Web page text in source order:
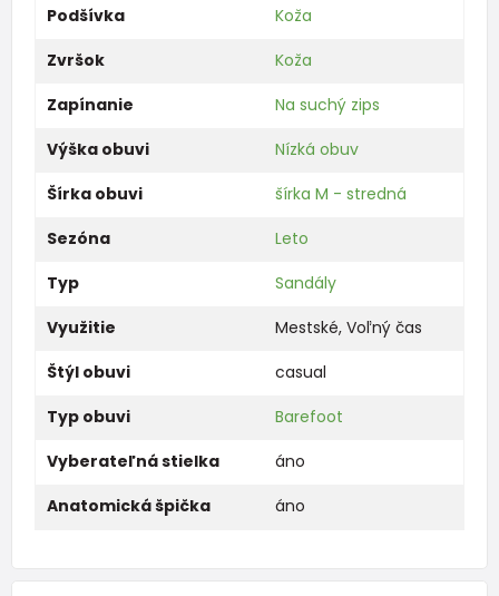
Podšívka
Koža
Zvršok
Koža
Zapínanie
Na suchý zips
Výška obuvi
Nízká obuv
Šírka obuvi
šírka M - stredná
Sezóna
Leto
Typ
Sandály
Využitie
Mestské, Voľný čas
Štýl obuvi
casual
Typ obuvi
Barefoot
Vyberateľná stielka
áno
Anatomická špička
áno